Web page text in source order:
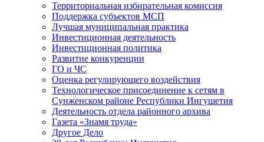
Территориальная избирательная комиссия
Поддержка субъектов МСП
Лучшая муниципальная практика
Инвестиционная деятельность
Инвестиционная политика
Развитие конкуренции
ГО и ЧС
Оценка регулирующего воздействия
Технологическое присоединение к сетям в
Сунженском районе Республики Ингушетия
Деятельность отдела районного архива
Газета «Знамя труда»
Другое Дело